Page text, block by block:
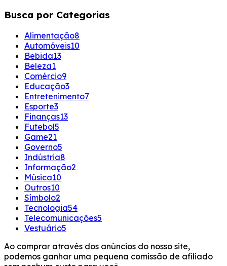
Busca por Categorias
Alimentação8
Automóveis10
Bebida13
Beleza1
Comércio9
Educação3
Entretenimento7
Esporte3
Finanças13
Futebol5
Game21
Governo5
Indústria8
Informação2
Música10
Outros10
Símbolo2
Tecnologia54
Telecomunicações5
Vestuário5
Ao comprar através dos anúncios do nosso site,
podemos ganhar uma pequena comissão de afiliado